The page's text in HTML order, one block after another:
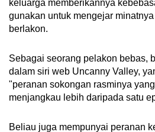
keluarga memberikannya
gunakan untuk mengejar
berlakon.
Sebagai seorang pelakon bebas,
dalam siri web Uncanny Valley,
"peranan sokongan rasminya
menjangkau lebih daripada satu
Beliau juga mempunyai peranan